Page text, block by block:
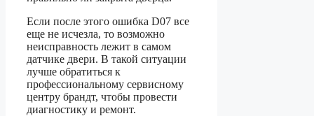
Если после этого ошибка D07 все
еще не исчезла, то возможно
неисправность лежит в самом
датчике двери. В такой ситуации
лучше обратиться к
профессиональному сервисному
центру брандт, чтобы провести
диагностику и ремонт.